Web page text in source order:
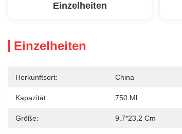
Einzelheiten
Einzelheiten
Herkunftsort: China
Kapazität: 750 Ml
Größe: 9.7*23,2 Cm